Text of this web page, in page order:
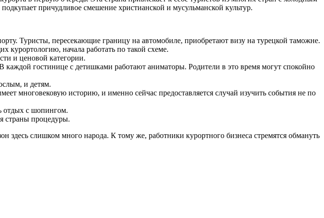
причудливое смешение христианской и мусульманской культур.
Туристы, пересекающие границу на автомобиле, приобретают визу на турецкой таможне.
курортологию, начала работать по такой схеме.
и ценовой категории.
гостинице с детишками работают аниматоры. Родители в это время могут спокойно
и детям.
многовековую историю, и именно сейчас предоставляется случай изучить события не по
отдых с шопингом.
страны процедуры.
здесь слишком много народа. К тому же, работники курортного бизнеса стремятся обмануть